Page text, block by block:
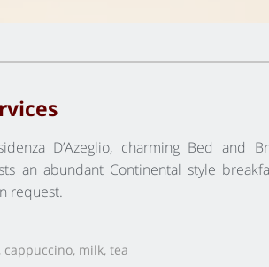
D’Azeglio, charming Bed and
an abundant Continental style
request.
cappuccino, milk, tea